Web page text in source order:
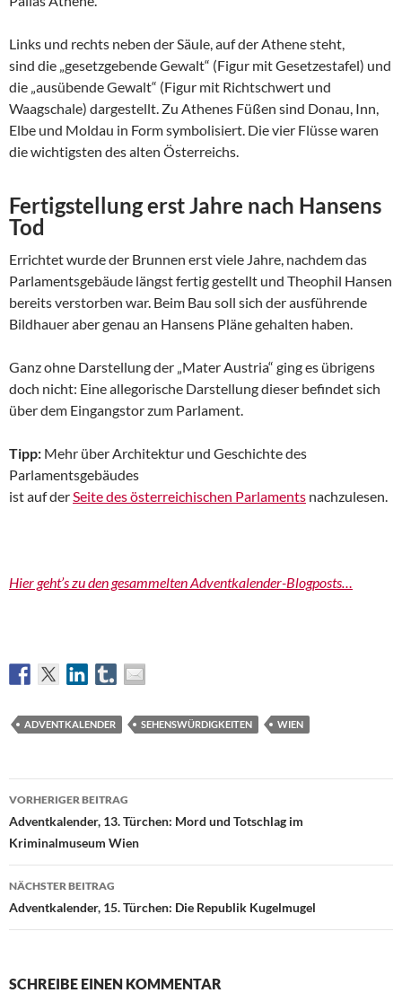
Links und rechts neben der Säule, auf der Athene steht,
sind die „gesetzgebende Gewalt“ (Figur mit Gesetzestafel) und
die „ausübende Gewalt“ (Figur mit Richtschwert und
Waagschale) dargestellt. Zu Athenes Füßen sind Donau, Inn,
Elbe und Moldau in Form symbolisiert. Die vier Flüsse waren
die wichtigsten des alten Österreichs.
Fertigstellung erst Jahre nach Hansens
Tod
Errichtet wurde der Brunnen erst viele Jahre, nachdem das
Parlamentsgebäude längst fertig gestellt und Theophil Hansen
bereits verstorben war. Beim Bau soll sich der ausführende
Bildhauer aber genau an Hansens Pläne gehalten haben.
Ganz ohne Darstellung der „Mater Austria“ ging es übrigens
doch nicht: Eine allegorische Darstellung dieser befindet sich
über dem Eingangstor zum Parlament.
Tipp: Mehr über Architektur und Geschichte des
Parlamentsgebäudes
ist auf der Seite des österreichischen Parlaments nachzulesen.
Hier geht’s zu den gesammelten Adventkalender-Blogposts…
ADVENTKALENDER SEHENSWÜRDIGKEITEN WIEN
Beitragsnavigation
VORHERIGER BEITRAG
Adventkalender, 13. Türchen: Mord und Totschlag im
Kriminalmuseum Wien
NÄCHSTER BEITRAG
Adventkalender, 15. Türchen: Die Republik Kugelmugel
SCHREIBE EINEN KOMMENTAR